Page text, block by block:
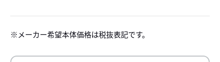
メーカー希望本体価格は税抜表記です。